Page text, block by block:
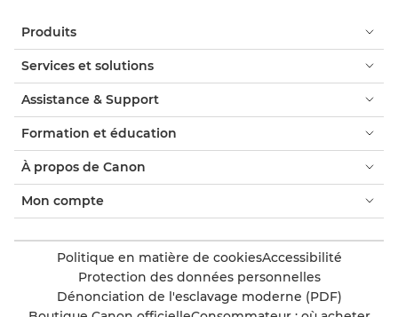
Produits
Services et solutions
Assistance & Support
Formation et éducation
À propos de Canon
Mon compte
Politique en matière de cookiesAccessibilité
Protection des données personnelles
Dénonciation de l'esclavage moderne (PDF)